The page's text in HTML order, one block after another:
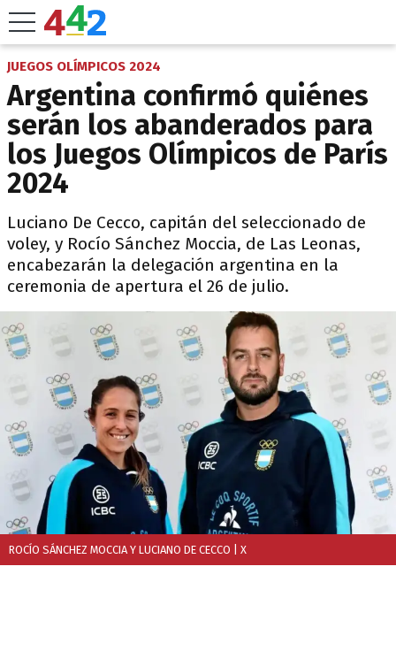
JUEGOS OLÍMPICOS 2024
Argentina confirmó quiénes
serán los abanderados para
los Juegos Olímpicos de París
2024
Luciano De Cecco, capitán del seleccionado de
voley, y Rocío Sánchez Moccia, de Las Leonas,
encabezarán la delegación argentina en la
ceremonia de apertura el 26 de julio.
ROCÍO SÁNCHEZ MOCCIA Y LUCIANO DE CECCO | X